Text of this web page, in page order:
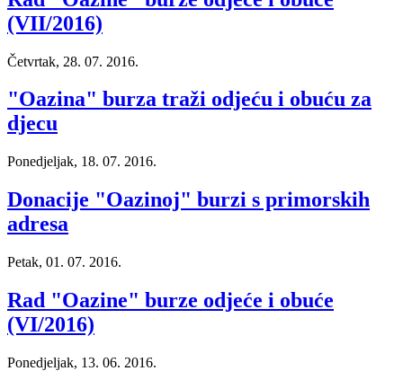
(VII/2016)
Četvrtak, 28. 07. 2016.
"Oazina" burza traži odjeću i obuću za
djecu
Ponedjeljak, 18. 07. 2016.
Donacije "Oazinoj" burzi s primorskih
adresa
Petak, 01. 07. 2016.
Rad "Oazine" burze odjeće i obuće
(VI/2016)
Ponedjeljak, 13. 06. 2016.